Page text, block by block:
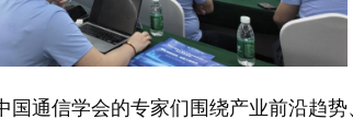
信学会的专家们围绕产业前沿趋势